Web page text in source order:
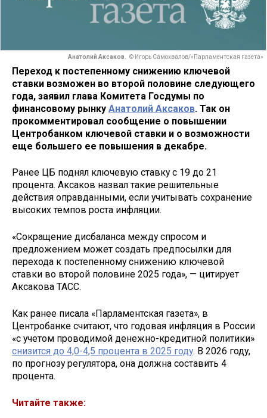
Анатолий Аксаков. © Игорь Самохвалов/«Парламентская газета»
Переход к постепенному снижению ключевой
ставки возможен во второй половине следующего
года, заявил глава Комитета Госдумы по
финансовому рынку Анатолий Аксаков. Так он
прокомментировал сообщение о повышении
Центробанком ключевой ставки и о возможности
еще большего ее повышения в декабре.
Ранее ЦБ поднял ключевую ставку с 19 до 21
процента. Аксаков назвал такие решительные
действия оправданными, если учитывать сохранение
высоких темпов роста инфляции.
«Сокращение дисбаланса между спросом и
предложением может создать предпосылки для
перехода к постепенному снижению ключевой
ставки во второй половине 2025 года», — цитирует
Аксакова ТАСС.
Как ранее писала «Парламентская газета», в
Центробанке считают, что годовая инфляция в России
«с учетом проводимой денежно-кредитной политики»
снизится до 4,0-4,5 процента в 2025 году. В 2026 году,
по прогнозу регулятора, она должна составить 4
процента.
Читайте также: